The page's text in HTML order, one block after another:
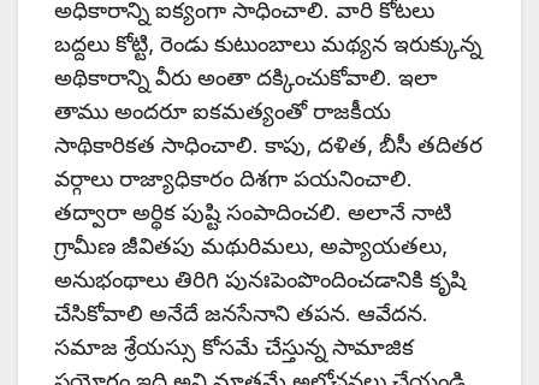
అధికారాన్ని ఐక్యంగా సాధించాలి. వారి కోటలు
బద్దలు కోట్టి, రెండు కుటుంబాలు మథ్యన ఇరుక్కున్న
అథికారాన్ని వీరు అంతా దక్కించుకోవాలి. ఇలా
తాము అందరూ ఐకమత్యంతో రాజకీయ
సాథికారికత సాధించాలి. కాపు, దళిత, బీసీ తదితర
వర్గాలు రాజ్యాధికారం దిశగా పయనించాలి.
తద్వారా అర్థిక పుష్టి సంపాదించలి. అలానే నాటి
గ్రామీణ జీవితపు మథురిమలు, అప్యాయతలు,
అనుభంథాలు తిరిగి పునఃపెంపొందించడానికి కృషి
చేసికోవాలి అనేదే జనసేనాని తపన. ఆవేదన.
సమాజ శ్రేయస్సు కోసమే చేస్తున్న సామాజిక